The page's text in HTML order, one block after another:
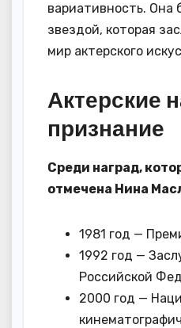
вариативность. Она
звездой, которая
мир актерского
Актерские
признание
Среди наград,
отмечена Нина
1981 год —
1992 год —
Российской
2000 год —